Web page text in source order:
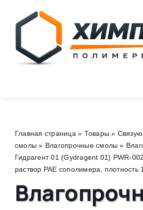
content
Главная страница » Товары »
смолы » Влагопрочные смолы »
Гидрагент 01 (Gydragent 01) PWR-
раствор PAE сополимера, плотность